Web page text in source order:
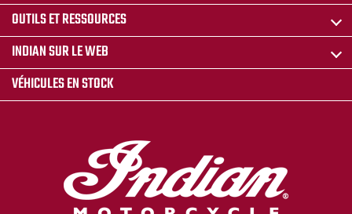
OUTILS ET RESSOURCES
INDIAN SUR LE WEB
VÉHICULES EN STOCK